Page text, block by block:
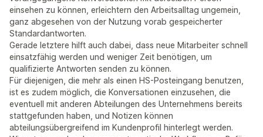
einsehen zu können, erleichtern den Arbeitsalltag ungemein,
ganz abgesehen von der Nutzung vorab gespeicherter
Standardantworten.
Gerade letztere hilft auch dabei, dass neue Mitarbeiter schnell
einsatzfähig werden und weniger Zeit benötigen, um
qualifizierte Antworten senden zu können.
Für diejenigen, die mehr als einen HS-Posteingang benutzen,
ist es zudem möglich, die Konversationen einzusehen, die
eventuell mit anderen Abteilungen des Unternehmens bereits
stattgefunden haben, und Notizen können
abteilungsübergreifend im Kundenprofil hinterlegt werden.